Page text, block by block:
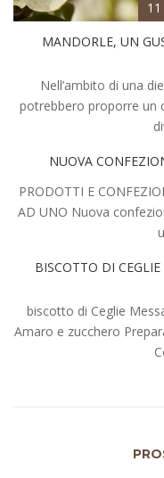
MANDORLE, UN
Nell’ambito di una
potrebbero proporre un
NUOVA
PRODOTTI E
AD UNO Nuova
BISCOTTO DI
biscotto di Ceglie
Amaro e zucchero